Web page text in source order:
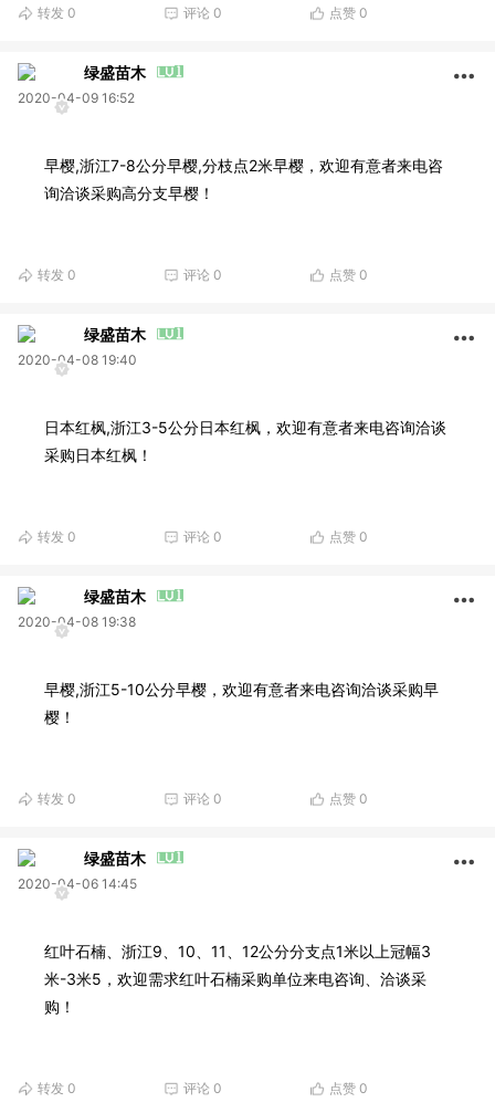
转发 0 评论 0 点赞 0
绿盛苗木
2020-04-09 16:52
早樱,浙江7-8公分早樱,分枝点2米早樱，欢迎有意者来电咨
询洽谈采购高分支早樱！
转发 0 评论 0 点赞 0
绿盛苗木
2020-04-08 19:40
日本红枫,浙江3-5公分日本红枫，欢迎有意者来电咨询洽谈
采购日本红枫！
转发 0 评论 0 点赞 0
绿盛苗木
2020-04-08 19:38
早樱,浙江5-10公分早樱，欢迎有意者来电咨询洽谈采购早
樱！
转发 0 评论 0 点赞 0
绿盛苗木
2020-04-06 14:45
红叶石楠、浙江9、10、11、12公分分支点1米以上冠幅3
米-3米5，欢迎需求红叶石楠采购单位来电咨询、洽谈采
购！
转发 0 评论 0 点赞 0